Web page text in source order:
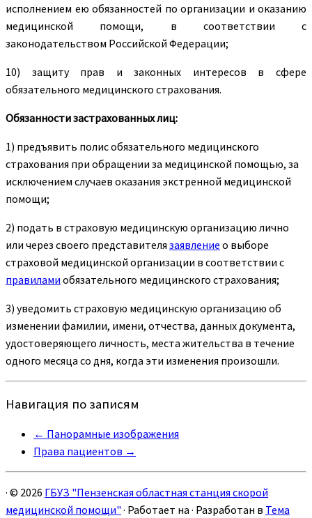
исполнением ею обязанностей по организации и оказанию
медицинской помощи, в соответствии с
законодательством Российской Федерации;
10) защиту прав и законных интересов в сфере
обязательного медицинского страхования.
Обязанности застрахованных лиц:
1) предъявить полис обязательного медицинского
страхования при обращении за медицинской помощью, за
исключением случаев оказания экстренной медицинской
помощи;
2) подать в страховую медицинскую организацию лично
или через своего представителя заявление о выборе
страховой медицинской организации в соответствии с
правилами обязательного медицинского страхования;
3) уведомить страховую медицинскую организацию об
изменении фамилии, имени, отчества, данных документа,
удостоверяющего личность, места жительства в течение
одного месяца со дня, когда эти изменения произошли.
Навигация по записям
← Панорамные изображения
Права пациентов →
· © 2026 ГБУЗ "Пензенская областная станция скорой
медицинской помощи" · Работает на · Разработан в Тема